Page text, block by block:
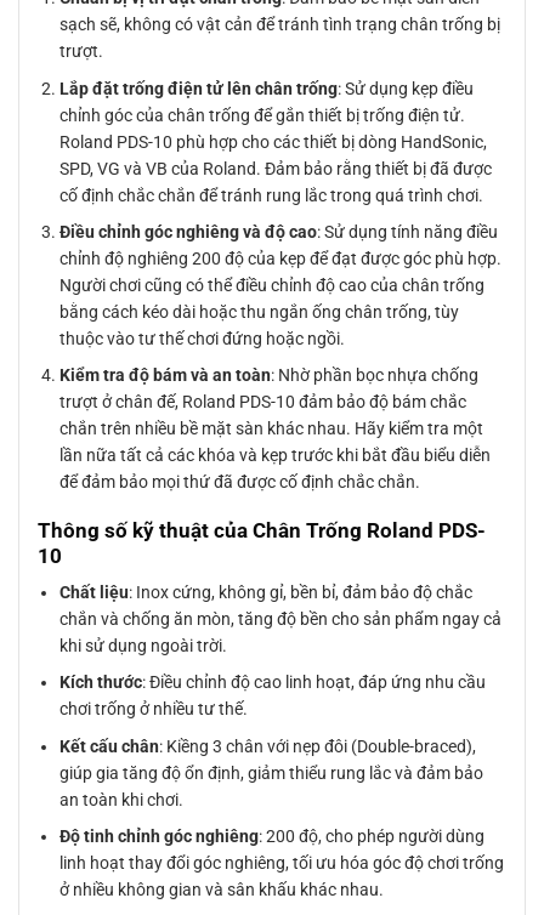
sạch sẽ, không có vật cản để tránh tình trạng chân trống bị
trượt.
Lắp đặt trống điện tử lên chân trống: Sử dụng kẹp điều
chỉnh góc của chân trống để gắn thiết bị trống điện tử.
Roland PDS-10 phù hợp cho các thiết bị dòng HandSonic,
SPD, VG và VB của Roland. Đảm bảo rằng thiết bị đã được
cố định chắc chắn để tránh rung lắc trong quá trình chơi.
Điều chỉnh góc nghiêng và độ cao: Sử dụng tính năng điều
chỉnh độ nghiêng 200 độ của kẹp để đạt được góc phù hợp.
Người chơi cũng có thể điều chỉnh độ cao của chân trống
bằng cách kéo dài hoặc thu ngắn ống chân trống, tùy
thuộc vào tư thế chơi đứng hoặc ngồi.
Kiểm tra độ bám và an toàn: Nhờ phần bọc nhựa chống
trượt ở chân đế, Roland PDS-10 đảm bảo độ bám chắc
chắn trên nhiều bề mặt sàn khác nhau. Hãy kiểm tra một
lần nữa tất cả các khóa và kẹp trước khi bắt đầu biểu diễn
để đảm bảo mọi thứ đã được cố định chắc chắn.
Thông số kỹ thuật của Chân Trống Roland PDS-
10
Chất liệu: Inox cứng, không gỉ, bền bỉ, đảm bảo độ chắc
chắn và chống ăn mòn, tăng độ bền cho sản phẩm ngay cả
khi sử dụng ngoài trời.
Kích thước: Điều chỉnh độ cao linh hoạt, đáp ứng nhu cầu
chơi trống ở nhiều tư thế.
Kết cấu chân: Kiềng 3 chân với nẹp đôi (Double-braced),
giúp gia tăng độ ổn định, giảm thiểu rung lắc và đảm bảo
an toàn khi chơi.
Độ tinh chỉnh góc nghiêng: 200 độ, cho phép người dùng
linh hoạt thay đổi góc nghiêng, tối ưu hóa góc độ chơi trống
ở nhiều không gian và sân khấu khác nhau.